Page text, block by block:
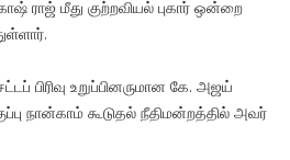
ராஜ் மீது குற்றவியல் புகார் ஒன்றை
பிரிவு உறுப்பினருமான கே. அஜய்
நான்காம் கூடுதல் நீதிமன்றத்தில் அவர்